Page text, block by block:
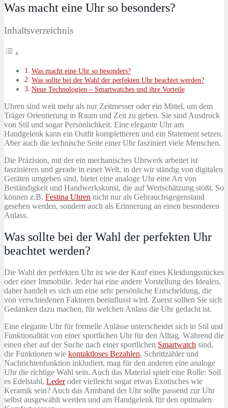
Was macht eine Uhr so besonders?
Inhaltsverzeichnis
Was macht eine Uhr so besonders?
Was sollte bei der Wahl der perfekten Uhr beachtet werden?
Neue Technologien – Smartwatches und ihre Vorteile
Uhren sind weit mehr als nur Zeitmesser oder ein Mittel, um dem
Träger Orientierung in Raum und Zeit zu geben. Sie sind Ausdruck
von Stil und sogar Persönlichkeit. Eine elegante Uhr am
Handgelenk kann ein Outfit komplettieren und ein Statement setzen.
Aber auch die technische Seite einer Uhr fasziniert viele Menschen.
Die Präzision, mit der ein mechanisches Uhrwerk arbeitet ist
faszinieren und gerade in einer Welt, in der wir ständig von digitalen
Geräten umgeben sind, bietet eine analoge Uhr eine Art von
Beständigkeit und Handwerkskunst, die auf Wertschätzung stößt. So
können z.B. Festina Uhren nicht nur als Gebrauchsgegenstand
gesehen werden, sondern auch als Erinnerung an einen besonderen
Anlass.
Was sollte bei der Wahl der perfekten Uhr
beachtet werden?
Die Wahl der perfekten Uhr ist wie der Kauf eines Kleidungsstückes
oder einer Immobilie. Jeder hat eine andere Vorstellung des Idealen,
daher handelt es sich um eine sehr persönliche Entscheidung, die
von verschiedenen Faktoren beeinflusst wird. Zuerst sollten Sie sich
Gedanken dazu machen, für welchen Anlass die Uhr gedacht ist.
Eine elegante Uhr für formelle Anlässe unterscheidet sich in Stil und
Funktionalität von einer sportlichen Uhr für den Alltag. Während die
einen eher auf der Suche nach einer sportlichen Smartwatch sind,
die Funktionen wie kontaktloses Bezahlen, Schrittzähler und
Nachrichtenfunktion inkludiert, mag für den anderen eine analoge
Uhr die richtige Wahl sein. Auch das Material spielt eine Rolle: Soll
es Edelstahl, Lederoder vielleicht sogar etwas Exotisches wie
Keramik sein? Auch das Armband der Uhr sollte passend zur Uhr
selbst ausgewählt werden und am Handgelenk für den optimalen